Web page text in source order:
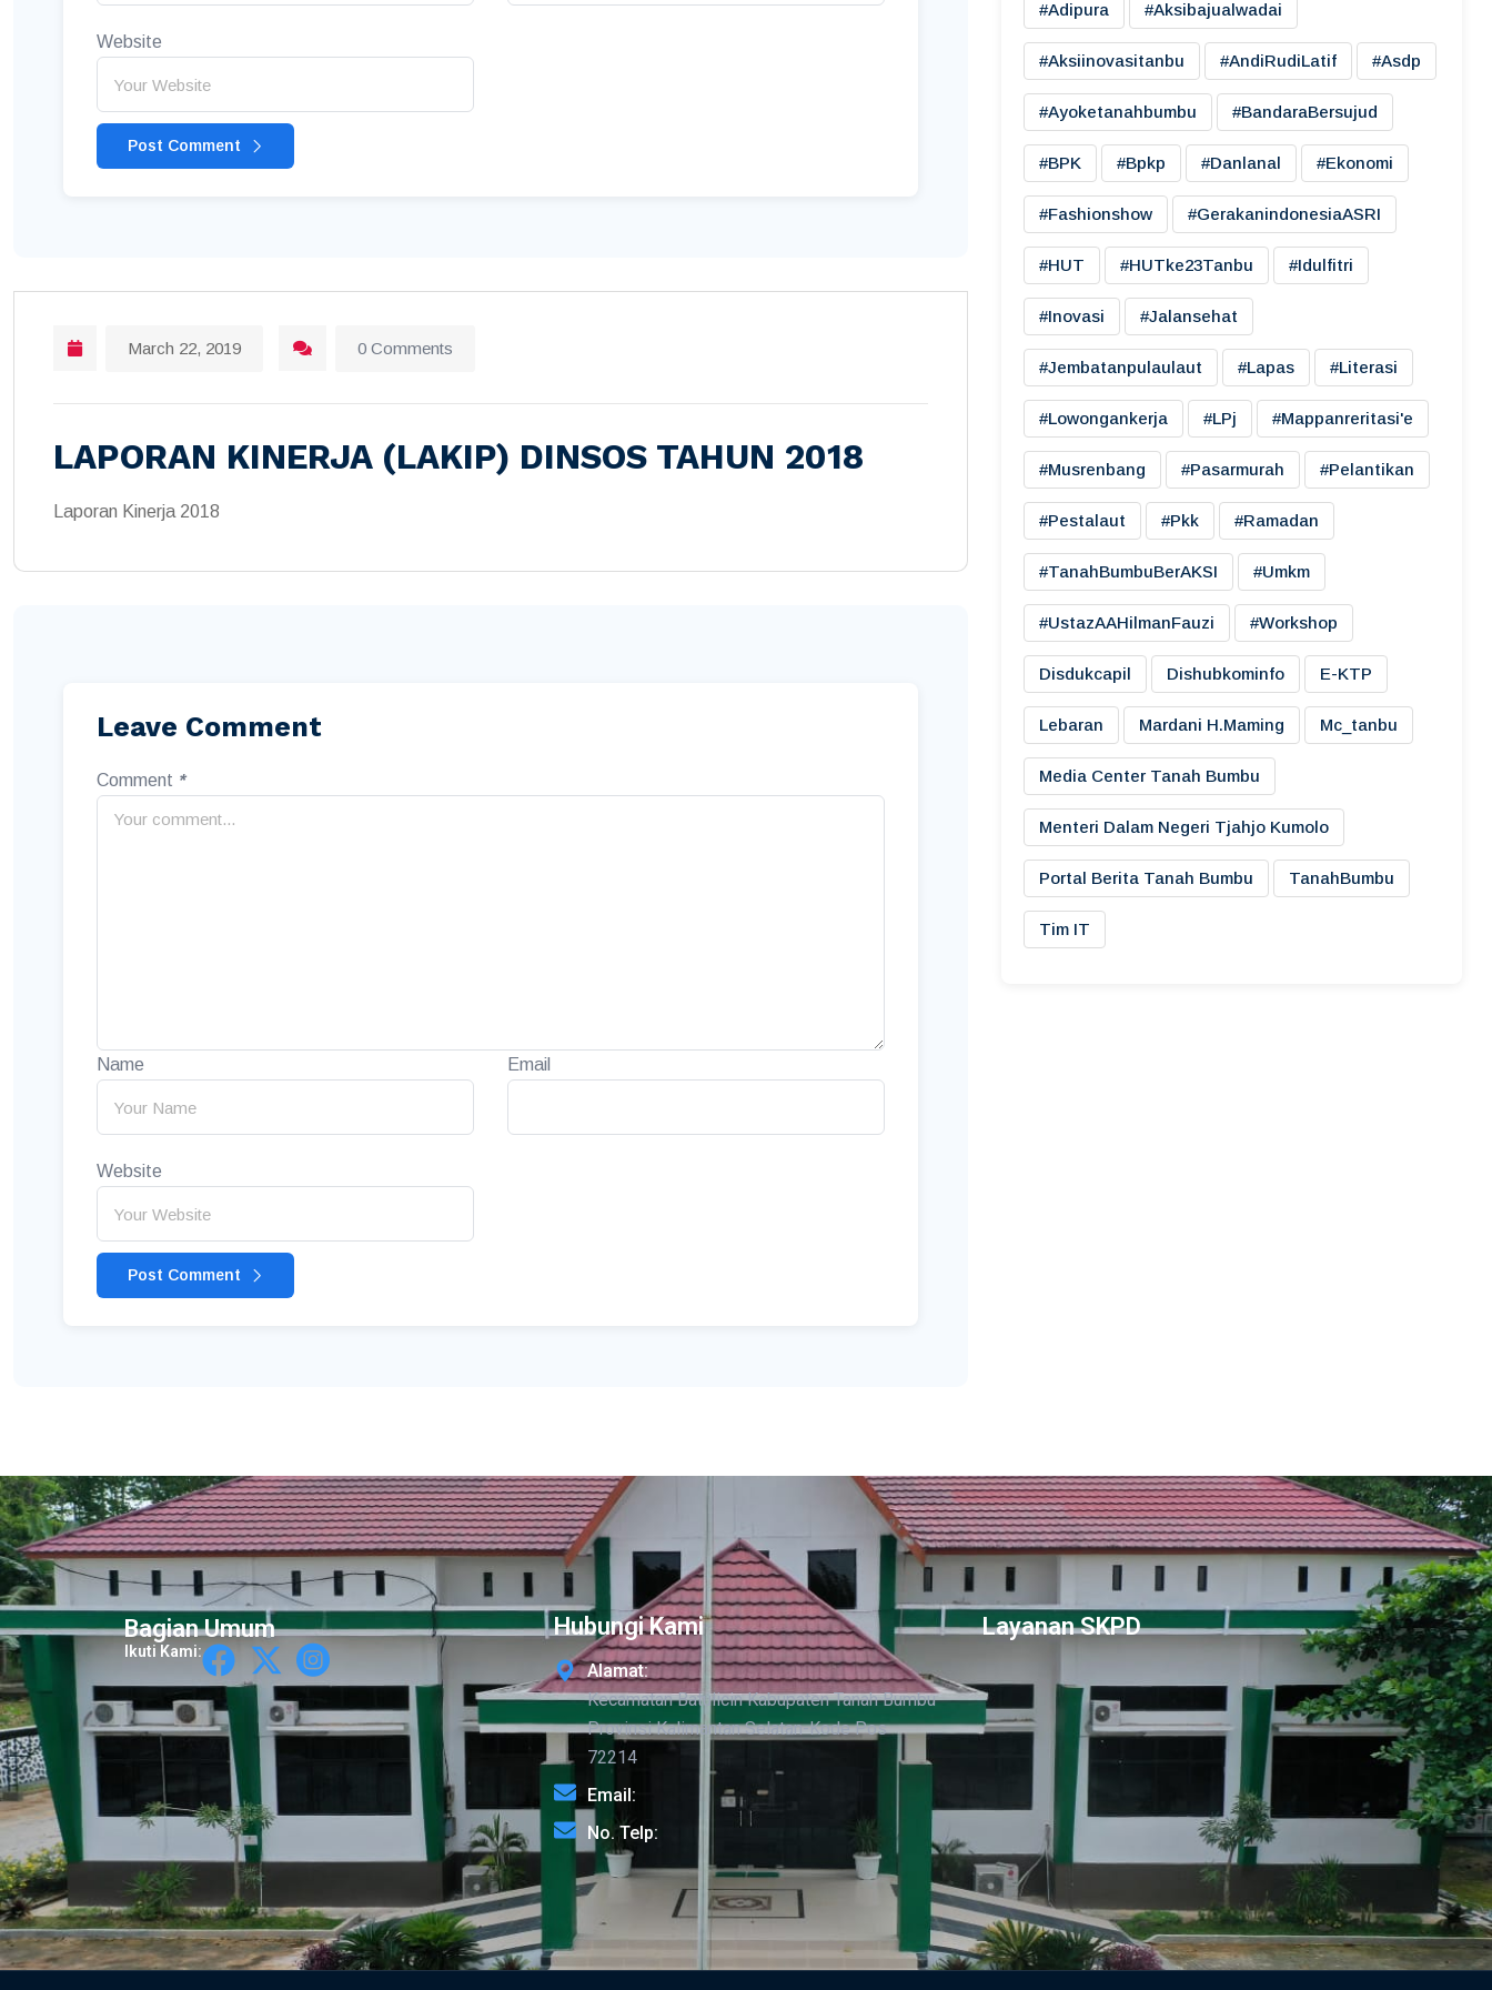
Website
Post Comment
March 22, 2019 0 Comments
LAPORAN KINERJA (LAKIP) DINSOS TAHUN 2018
Laporan Kinerja 2018
Leave Comment
Comment *
Name Email
Website
Post Comment
#adipura #aksibajualwadai
#aksiinovasitanbu #AndiRudiLatif #asdp
#ayoketanahbumbu #BandaraBersujud
#BPK #bpkp #danlanal #ekonomi
#fashionshow #gerakanindonesiaASRI
#HUT #HUTke23Tanbu #idulfitri
#inovasi #jalansehat
#jembatanpulaulaut #lapas #literasi
#lowongankerja #LPj #mappanreritasi'e
#musrenbang #pasarmurah #pelantikan
#pestalaut #pkk #ramadan
#TanahBumbuBerAKSI #umkm
#UstazAAHilmanFauzi #workshop
Disdukcapil Dishubkominfo E-KTP
Lebaran Mardani H.maming Mc_tanbu
Media Center Tanah Bumbu
Menteri Dalam Negeri Tjahjo Kumolo
Portal Berita Tanah Bumbu TanahBumbu
Tim IT
Bagian Umum
Ikuti Kami:
Hubungi Kami
Alamat:
Kecamatan Batulicin Kabupaten Tanah Bumbu
Provinsi Kalimantan Selatan-Kode Pos
72214
Email:
No. Telp:
Layanan SKPD